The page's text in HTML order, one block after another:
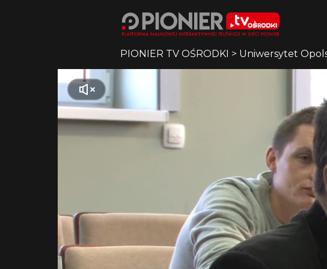
PIONIER TV OŚRODKI > Uniwersytet